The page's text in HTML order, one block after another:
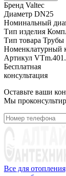
Бренд Valtec
Диаметр DN25
Номинальный
Тип изделия
Тип товара Трубы
Номенклатурный
Артикул
Бесплатная
консультация
Оставьте ваши
Мы
Все для